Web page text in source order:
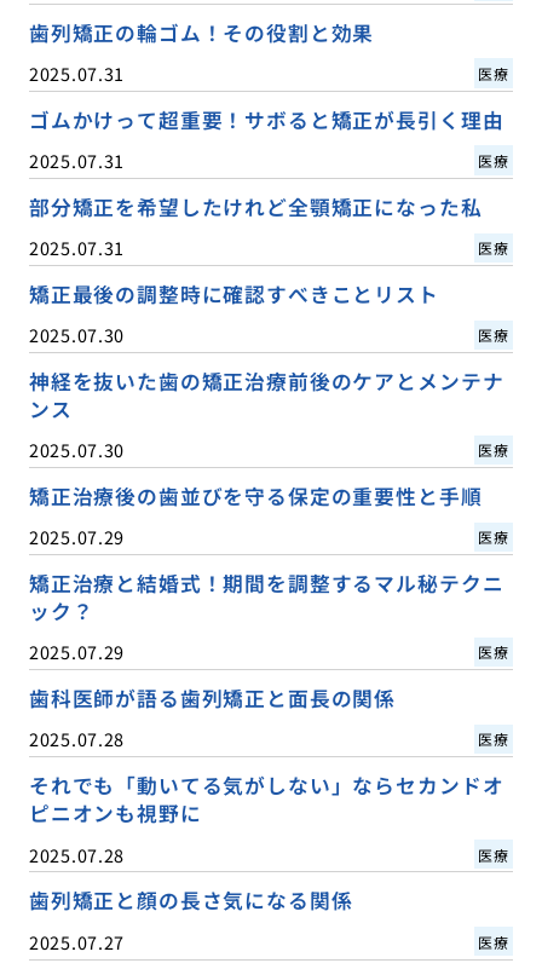
歯列矯正の輪ゴム！その役割と効果
2025.07.31 医療
ゴムかけって超重要！サボると矯正が長引く理由
2025.07.31 医療
部分矯正を希望したけれど全顎矯正になった私
2025.07.31 医療
矯正最後の調整時に確認すべきことリスト
2025.07.30 医療
神経を抜いた歯の矯正治療前後のケアとメンテナ
ンス
2025.07.30 医療
矯正治療後の歯並びを守る保定の重要性と手順
2025.07.29 医療
矯正治療と結婚式！期間を調整するマル秘テクニ
ック？
2025.07.29 医療
歯科医師が語る歯列矯正と面長の関係
2025.07.28 医療
それでも「動いてる気がしない」ならセカンドオ
ピニオンも視野に
2025.07.28 医療
歯列矯正と顔の長さ気になる関係
2025.07.27 医療